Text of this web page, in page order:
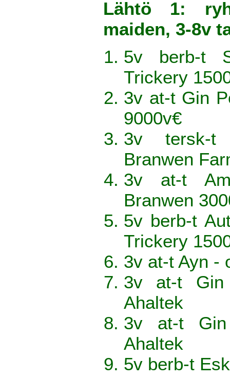
Lähtö 1:
maiden, 3-8v
5v berb-t
Trickery
3v at-t Gin
9000v€
3v tersk-t
Branwen
3v at-t
Branwen
5v berb-t
Trickery
3v at-t Ayn -
3v at-t
Ahaltek
3v at-t
Ahaltek
5v berb-t